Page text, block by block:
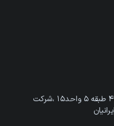
تهران بلوار شهید عبدالرحمان نفیسی پلاک43 طبقه 5 واحد15 ،شرکت